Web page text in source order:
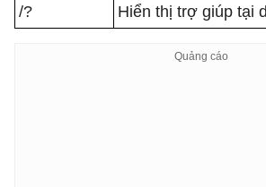
/?
Hiển thị trợ giúp tại